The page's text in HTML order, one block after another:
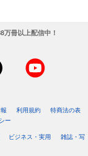
冊以上配信中！
利用規約
特商法の表
ー
ビジネス・実用
雑誌・写